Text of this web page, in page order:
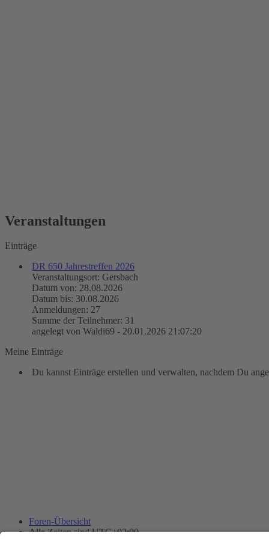
Veranstaltungen
Einträge
DR 650 Jahrestreffen 2026
Veranstaltungsort: Gersbach
Datum von: 28.08.2026
Datum bis: 30.08.2026
Anmeldungen: 27
Summe der Teilnehmer: 31
angelegt von Waldi69 - 20.01.2026 21:07:20
Meine Einträge
Du kannst Einträge erstellen und verwalten, nachdem Du
Foren-Übersicht
Alle Zeiten sindUTC+02:00